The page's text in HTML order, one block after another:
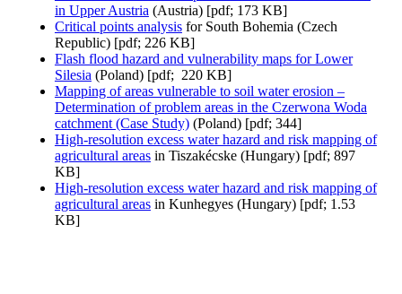
in Upper Austria (Austria) [pdf; 173 KB]
Critical points analysisfor South Bohemia (Czech
Republic) [pdf; 226 KB]
Flash flood hazard and vulnerability maps for Lower
Silesia (Poland) [pdf; 220 KB]
Mapping of areas vulnerable to soil water erosion –
Determination of problem areas in the Czerwona Woda
catchment (Case Study)(Poland) [pdf; 344]
High-resolution excess water hazard and risk mapping of
agricultural areasin Tiszakécske (Hungary) [pdf; 897
KB]
High-resolution excess water hazard and risk mapping of
agricultural areasin Kunhegyes (Hungary) [pdf; 1.53
KB]